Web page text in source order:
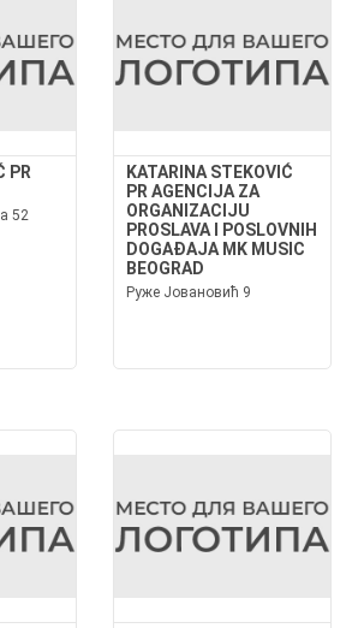
PR
52
KATARINA STEKOVIĆ
PR AGENCIJA ZA
ORGANIZACIJU
PROSLAVA I POSLOVNIH
DOGAĐAJA MK MUSIC
BEOGRAD
Руже Јовановић 9